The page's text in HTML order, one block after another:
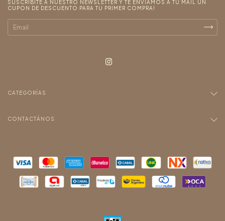
SUSCRIBITE A NUESTRO NEWSLETTER Y TE ENVIAMOS A TU MAIL UN
CUPON DE DESCUENTO PARA TU PRIMER COMPRA!
CATEGORÍAS
CONTACTÁNOS